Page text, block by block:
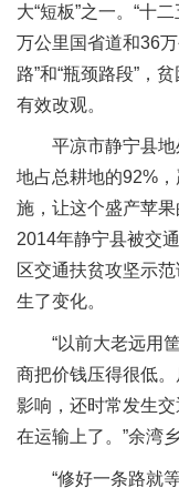
大“短板”之一。“十
万公里国省道和36
路”和“瓶颈路段”，
有效改观。
平凉市静宁县
地占总耕地的92%
施，让这个盛产苹
2014年静宁县被交
区交通扶贫攻坚示
生了变化。
“以前大老远用
商把价钱压得很低
影响，还时常发生
在运输上了。”余湾
“修好一条路就